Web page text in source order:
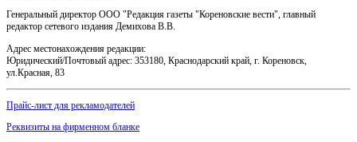
Генеральный директор ООО "Редакция газеты "Кореновские вести", главный
редактор сетевого издания Демихова В.В.
Адрес местонахождения редакции:
Юридический/Почтовый адрес: 353180, Краснодарский край, г. Кореновск,
ул.Красная, 83
Прайс-лист для рекламодателей
Реквизиты на фирменном бланке